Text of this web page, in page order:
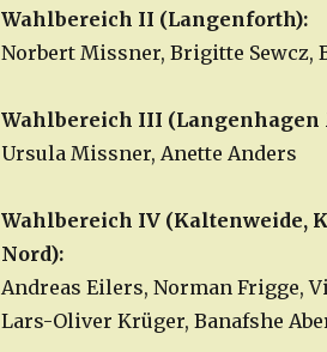
Wahlbereich II (Langenforth):
Norbert Missner, Brigitte Sewcz,
Wahlbereich III (Langenhagen
Ursula Missner, Anette Anders
Wahlbereich IV (Kaltenweide,
Nord):
Andreas Eilers, Norman Frigge,
Lars-Oliver Krüger, Banafshe